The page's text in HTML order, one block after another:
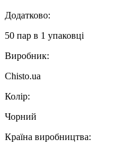
Додатково:
50 пар в 1 упаковці
Виробник:
Chisto.ua
Колір:
Чорний
Країна виробництва: